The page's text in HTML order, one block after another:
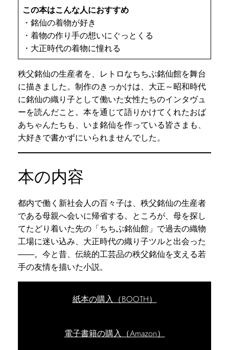
この本はこんな人におすすめ
・銘仙の着物が好き
・着物の作り手の想いにぐっとくる
・大正時代の着物に憧れる
秩父銘仙の生産者を、レトロなちちぶ銘仙館を舞台
に描きました。制作のきっかけは、大正～昭和時代
に銘仙の織り子として働いた女性たちのインタヴュ
ーを読んだこと。本を通じて語りかけてくれたおば
あちゃんたちも、いま銘仙を作っている皆さまも、
大好きで書かずにいられませんでした。
本の内容
都内で働く新社会人の百々子は、秩父銘仙の生産者
である母親へ会いに帰省する。ところが、母を探し
てたどり着いた先の「ちちぶ銘仙館」で過去の織物
工場に迷い込み、大正時代の織り子ツルと出会った
――。今と昔、伝統的工芸品の秩父銘仙を支える若
手の友情を描いた小説。
紙本の購入（BOOTH）
電子書籍の購入（Amazon）